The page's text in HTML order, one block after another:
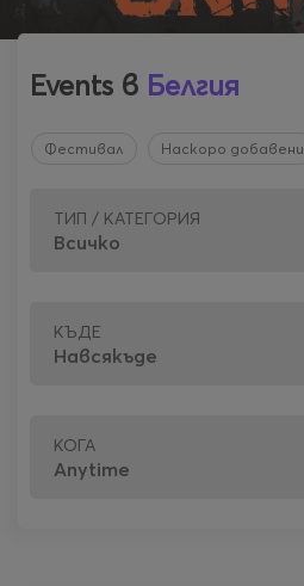
Events в Белгия
Фестивал Наскоро добавени
ТИП / КАТЕГОРИЯ
КЪДЕ
КОГА